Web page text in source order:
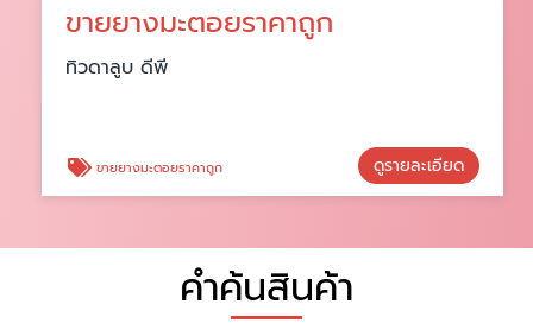
ขายยางมะตอยราคาถูก
ทิวดาลูบ ดีพี
ขายยางมะตอยราคาถูก ดูรายละเอียด
คำค้นสินค้า